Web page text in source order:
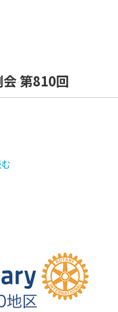
第810回